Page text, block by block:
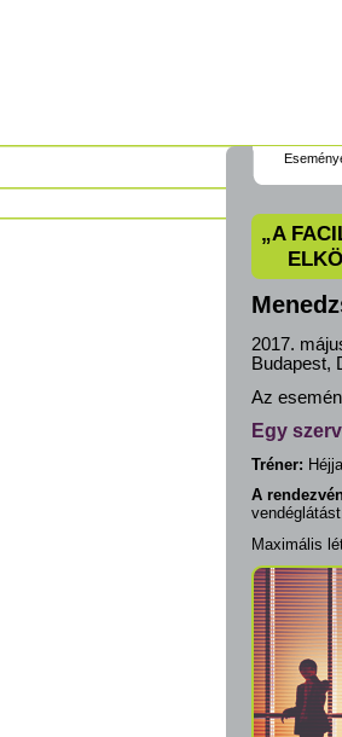
„A
2017.
Budapest,
Az
Egy
Tréner:
A
Maximális